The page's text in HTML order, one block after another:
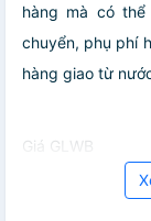
hàng mà có
chuyển, phụ phí
hàng giao từ
Giá GLWB